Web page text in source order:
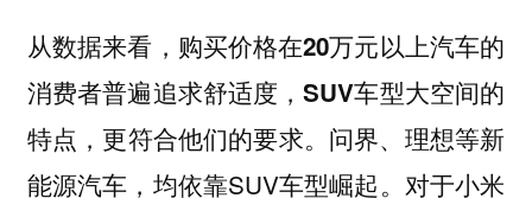
从数据来看，购买价格在20万元以上汽车的
消费者普遍追求舒适度，SUV车型大空间的
特点，更符合他们的要求。 问界、理想等新
能源汽车，均依靠SUV车型崛起。对于小米